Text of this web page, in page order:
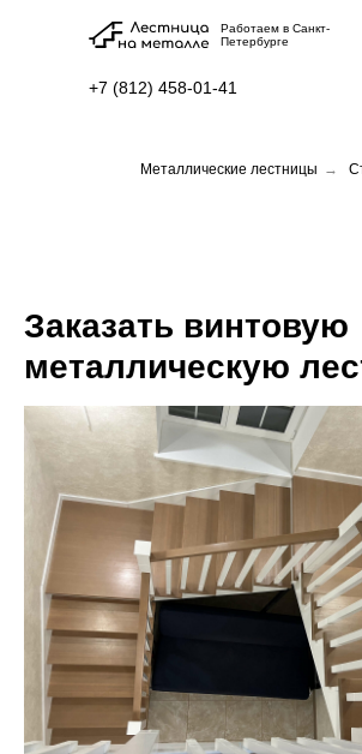
Работаем в Санкт-
Петербурге
+7 (812) 458-01-41
Металлические лестницы →
Заказать винтовую
металлическую